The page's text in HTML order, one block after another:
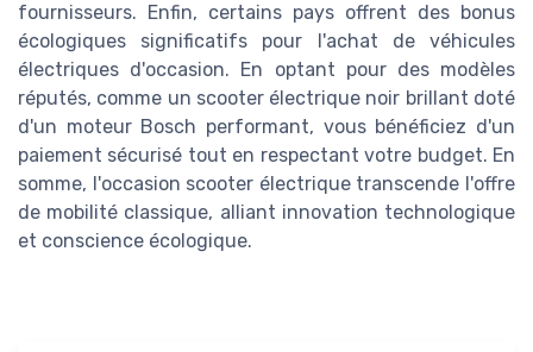
fournisseurs. Enfin, certains pays offrent des bonus
écologiques significatifs pour l'achat de véhicules
électriques d'occasion. En optant pour des modèles
réputés, comme un scooter électrique noir brillant doté
d'un moteur Bosch performant, vous bénéficiez d'un
paiement sécurisé tout en respectant votre budget. En
somme, l'occasion scooter électrique transcende l'offre
de mobilité classique, alliant innovation technologique
et conscience écologique.